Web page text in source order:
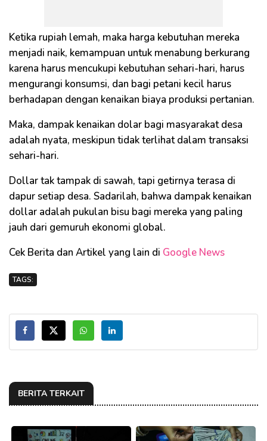
Ketika rupiah lemah, maka harga kebutuhan mereka
menjadi naik, kemampuan untuk menabung berkurang
karena harus mencukupi kebutuhan sehari-hari, harus
mengurangi konsumsi, dan bagi petani kecil harus
berhadapan dengan kenaikan biaya produksi pertanian.
Maka, dampak kenaikan dolar bagi masyarakat desa
adalah nyata, meskipun tidak terlihat dalam transaksi
sehari-hari.
Dollar tak tampak di sawah, tapi getirnya terasa di
dapur setiap desa. Sadarilah, bahwa dampak kenaikan
dollar adalah pukulan bisu bagi mereka yang paling
jauh dari gemuruh ekonomi global.
Cek Berita dan Artikel yang lain di Google News
TAGS:
BERITA TERKAIT